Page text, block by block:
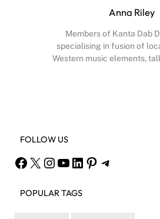
Anna Riley
Members of Kanta Dab
specialising in fusion of
Western music elements,
FOLLOW US
Facebook X Instagram YouTube LinkedIn Pinterest Telegram
POPULAR TAGS